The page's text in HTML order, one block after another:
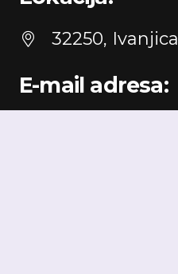
32250, Ivanjica
E-mail adresa: